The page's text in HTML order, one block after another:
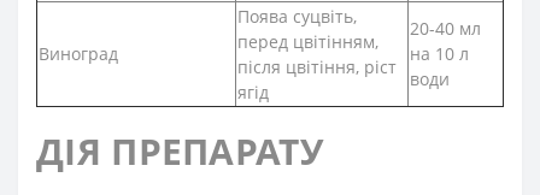
Виноград
Поява суцвіть,
перед цвітінням,
після цвітіння, ріст
ягід
20-40 мл
на 10 л
води
ДІЯ ПРЕПАРАТУ